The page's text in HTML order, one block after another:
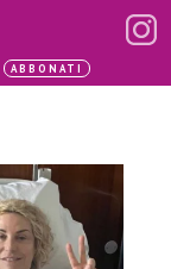
ABBONATI